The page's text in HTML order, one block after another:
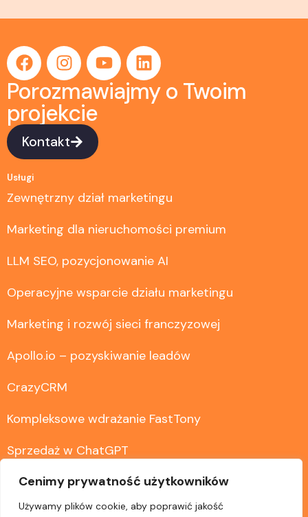
Cenimy prywatność użytkowników
Używamy plików cookie, aby poprawić jakość
Porozmawiajmy o Twoim
projekcie
Kontakt
Usługi
Zewnętrzny dział marketingu
Marketing dla nieruchomości premium
LLM SEO, pozycjonowanie AI
Operacyjne wsparcie działu marketingu
Marketing i rozwój sieci franczyzowej
Apollo.io – pozyskiwanie leadów
CrazyCRM
Kompleksowe wdrażanie FastTony
Sprzedaż w ChatGPT
Wdrożenie Dyrektywy UE 2023/2673 – zwroty e-